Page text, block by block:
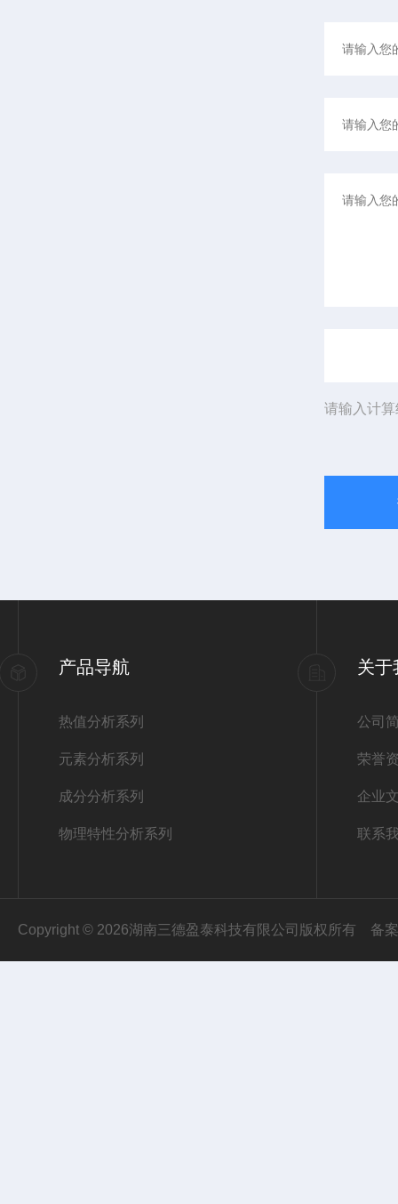
请输入计
产品导航
热值分析系列
元素分析系列
成分分析系列
物理特性分析系列
关于
公司
荣誉
企业
联系
Copyright © 2026湖南三德盈泰科技有限公司版权所有 备